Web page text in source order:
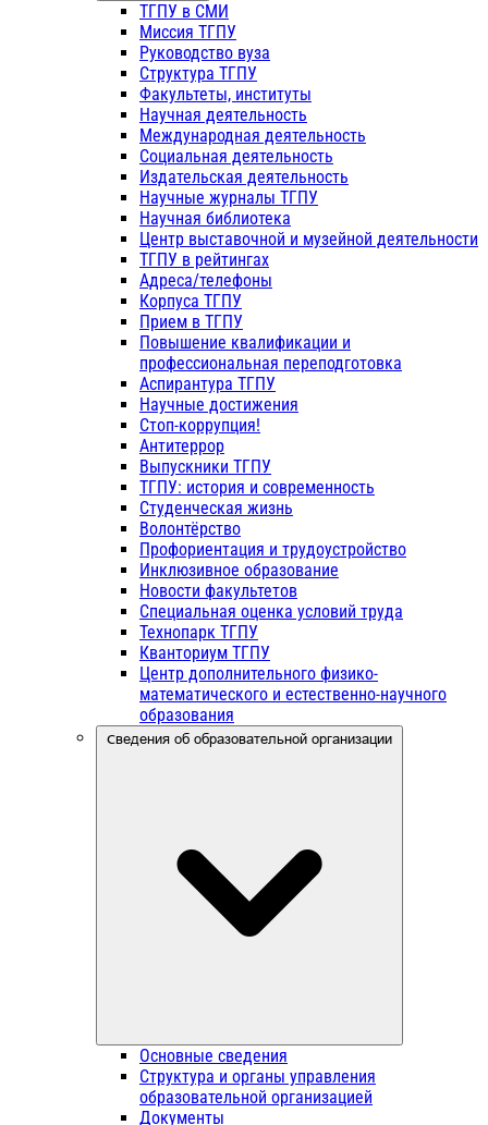
ТГПУ в СМИ
Миссия ТГПУ
Руководство вуза
Структура ТГПУ
Факультеты, институты
Научная деятельность
Международная деятельность
Социальная деятельность
Издательская деятельность
Научные журналы ТГПУ
Научная библиотека
Центр выставочной и музейной деятельности
ТГПУ в рейтингах
Адреса/телефоны
Корпуса ТГПУ
Прием в ТГПУ
Повышение квалификации и
профессиональная переподготовка
Аспирантура ТГПУ
Научные достижения
Стоп-коррупция!
Антитеррор
Выпускники ТГПУ
ТГПУ: история и современность
Студенческая жизнь
Волонтёрство
Профориентация и трудоустройство
Инклюзивное образование
Новости факультетов
Специальная оценка условий труда
Технопарк ТГПУ
Кванториум ТГПУ
Центр дополнительного физико-
математического и естественно-научного
образования
Сведения об образовательной организации
Основные сведения
Структура и органы управления
образовательной организацией
Документы